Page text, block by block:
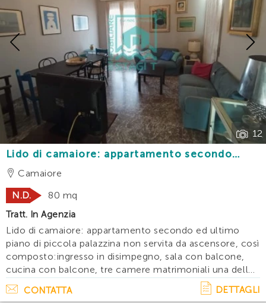
12
Previous
Lido di camaiore: appartamento secondo
piano con 3 camere e due bagni a 150 m dal
mare
Camaiore
N.D.
80 mq
Tratt. In Agenzia
Lido di camaiore: appartamento secondo ed ultimo
piano di piccola palazzina non servita da ascensore, così
composto:ingresso in disimpegno, sala con balcone,
cucina con balcone, tre camere matrimoniali una delle
quali con balcone e due bagni. Accessori: lavatrice,
lavastoviglie, tv, posti bici. Di. . .
CONTATTA DETTAGLI